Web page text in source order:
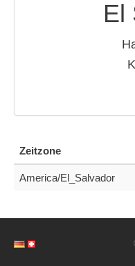
El
Zeitzone
America/El_Salvador